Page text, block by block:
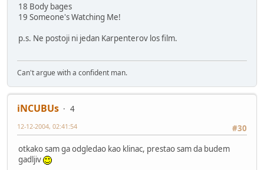
18 Body bages
19 Someone's Watching Me!
p.s. Ne postoji ni jedan Karpenterov los film.
Can't argue with a confident man.
iNCUBUs
4
#30
12-12-2004, 02:41:54
otkako sam ga odgledao kao klinac, prestao sam da budem
gadljiv